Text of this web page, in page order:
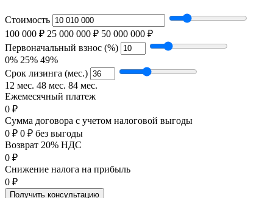
Стоимость
100 000 ₽ 25 000 000 ₽ 50 000 000 ₽
Первоначальный взнос (%)
0% 25% 49%
Срок лизинга (мес.)
12 мес. 48 мес. 84 мес.
Ежемесячный платеж
0 ₽
Сумма договора с учетом налоговой выгоды
0 ₽ 0 ₽ без выгоды
Возврат 20% НДС
0 ₽
Снижение налога на прибыль
0 ₽
Получить консультацию